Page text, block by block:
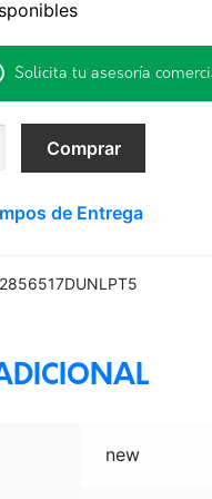
Solicita tu asesoría
Comprar
de Entrega
new